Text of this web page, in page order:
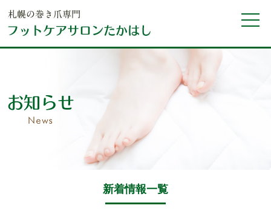
新着情報一覧